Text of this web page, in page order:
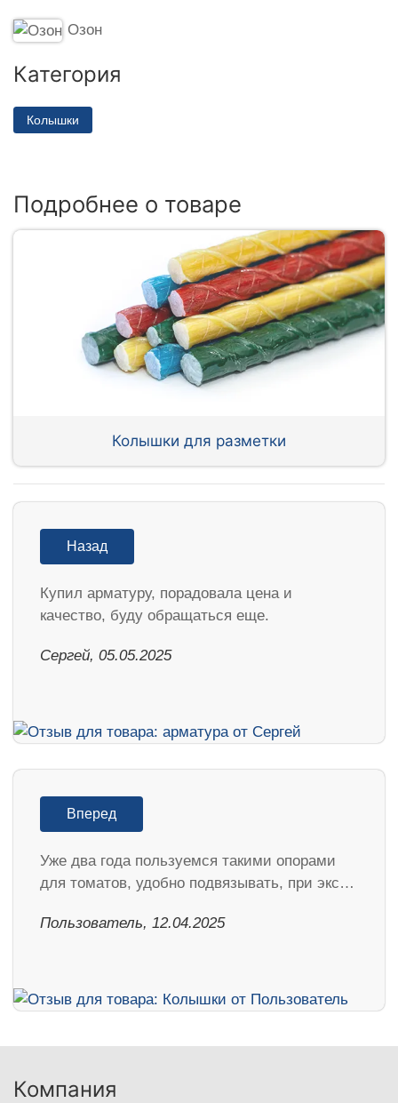
Озон
Категория
Колышки
Подробнее о товаре
Колышки для разметки
Назад
Купил арматуру, порадовала цена и
качество, буду обращаться еще.
Сергей, 05.05.2025
Вперед
Уже два года пользуемся такими опорами
для томатов, удобно подвязывать, при экс…
Пользователь, 12.04.2025
Компания